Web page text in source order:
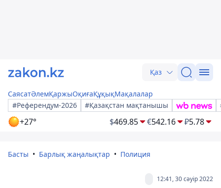
Қаз
СаясатӘлемҚаржыОқиғаҚұқықМақалалар
#Референдум-2026
#Қазақстан мақтанышы
+27° $469.85 €542.16 ₽5.78
Басты Барлық жаңалықтар Полиция
12:41, 30 сәуір 2022